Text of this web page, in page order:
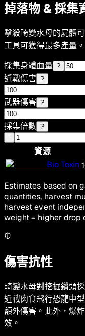
掉落物 & 採集
擊殺畸變水母的屍體
工具可獲得最多產量。
採集身體血量 ?
近戰傷害 ?
武器傷害 ?
採集倍數 ?
-
資源
Bio Toxin
Estimates based on
quantities, harvest
harvest event
weight = higher drop
傷害抗性
畸變水母對挖掘鑽頭
近戰肉食飛行恐龍中
額外傷害。此外，爆
效。